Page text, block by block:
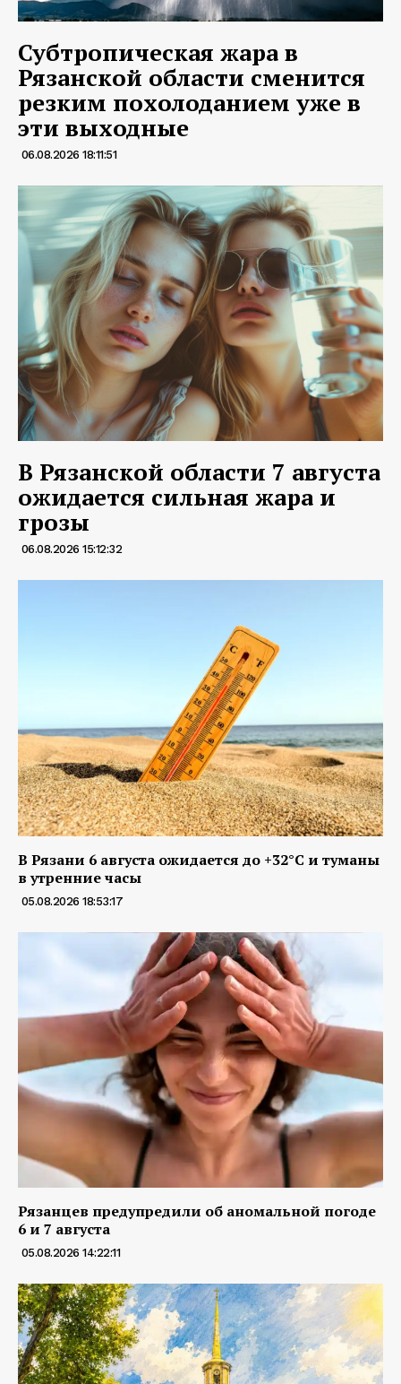
Субтропическая жара в
Рязанской области сменится
резким похолоданием уже в
эти выходные
06.08.2026 18:11:51
В Рязанской области 7 августа
ожидается сильная жара и
грозы
06.08.2026 15:12:32
В Рязани 6 августа ожидается до +32°С и туманы
в утренние часы
05.08.2026 18:53:17
Рязанцев предупредили об аномальной погоде
6 и 7 августа
05.08.2026 14:22:11